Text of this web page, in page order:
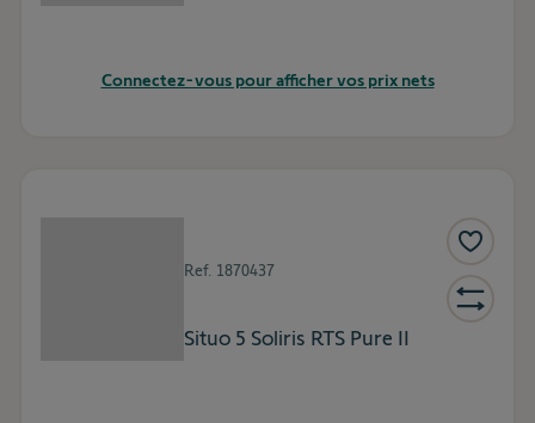
Connectez-vous pour afficher vos prix nets
Ref. 1870437
Situo 5 Soliris RTS Pure II